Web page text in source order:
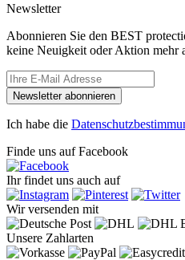
Newsletter
Abonnieren Sie den BEST
keine Neuigkeit oder Aktion mehr
Newsletter abonnieren
Ich habe die
Finde uns auf Facebook
Ihr findet uns auch auf
Wir versenden mit
Unsere Zahlarten